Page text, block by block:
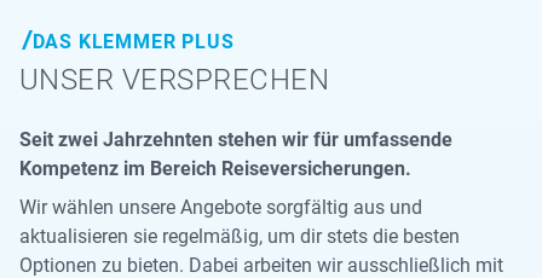
DAS KLEMMER PLUS
UNSER VERSPRECHEN
Seit zwei Jahrzehnten stehen wir für umfassende
Kompetenz im Bereich Reiseversicherungen.
Wir wählen unsere Angebote sorgfältig aus und
aktualisieren sie regelmäßig, um dir stets die besten
Optionen zu bieten. Dabei arbeiten wir ausschließlich mit